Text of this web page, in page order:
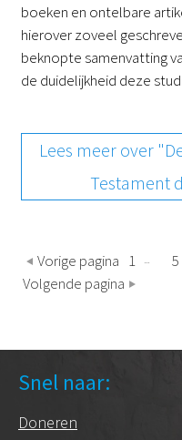
boeken en ontelbare
hierover zoveel
beknopte samenvatting
de duidelijkheid deze
Lees meer over
Testament
Vorige pagina 1 5
Volgende pagina
Snel naar:
Doneren